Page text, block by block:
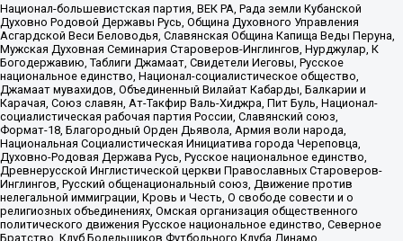
Национал-большевистская партия, ВЕК РА, Рада земли Кубанской
Духовно Родовой Державы Русь, Община Духовного Управления
Асгардской Веси Беловодья, Славянская Община Капища Веды Перуна,
Мужская Духовная Семинария Староверов-Инглингов, Нурджулар, К
Богодержавию, Таблиги Джамаат, Свидетели Иеговы, Русское
национальное единство, Национал-социалистическое общество,
Джамаат мувахидов, Объединенный Вилайат Кабарды, Балкарии и
Карачая, Союз славян, Ат-Такфир Валь-Хиджра, Пит Буль, Национал-
социалистическая рабочая партия России, Славянский союз,
Формат-18, Благородный Орден Дьявола, Армия воли народа,
Национальная Социалистическая Инициатива города Череповца,
Духовно-Родовая Держава Русь, Русское национальное единство,
Древнерусской Инглистической церкви Православных Староверов-
Инглингов, Русский общенациональный союз, Движение против
нелегальной иммиграции, Кровь и Честь, О свободе совести и о
религиозных объединениях, Омская организация общественного
политического движения Русское национальное единство, Северное
Братство, Клуб Болельщиков Футбольного Клуба Динамо,